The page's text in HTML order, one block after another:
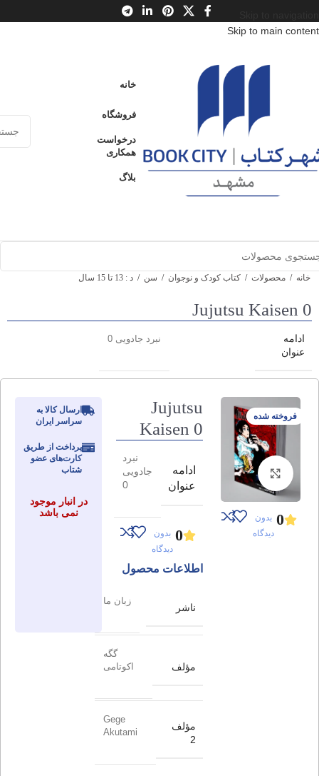
Skip to main content
خانه
فروشگاه
درخواست
همکاری
بلاگ
خانه / محصولات / کتاب کودک و نوجوان / سن / د : 13 تا 15 سال
Jujutsu Kaisen 0
ادامه
عنوان
نبرد جادویی 0
فروخته شده
برای بزرگنمایی کلیک کنید
0 بدون
دیدگاه
Jujutsu
Kaisen 0
ادامه
عنوان
نبرد
جادویی
0
0 بدون
دیدگاه
اطلاعات محصول
ناشر
زبان ما
مؤلف
گگه
اکوتامی
مؤلف
2
Gege
Akutami
ارسال کالا به
سراسر ایران
پرداخت از طریق
کارت‌های عضو
شتاب
در انبار موجود
نمی باشد